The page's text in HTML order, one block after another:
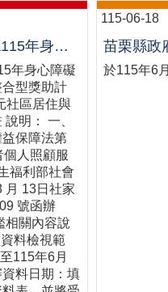
【公告】苗栗縣115年身心障礙者社區支持服務整合型獎助計畫-身心障礙者多元社區居住與生活服務評鑑案
年身心障礙
型獎助計
社區居住與
明： 一、
保障法第
人照顧服
福利部社會
月 13日社家
號函辦
相關內容說
料檢視範
115年6月
料日期：填
115-06-18
於115年6